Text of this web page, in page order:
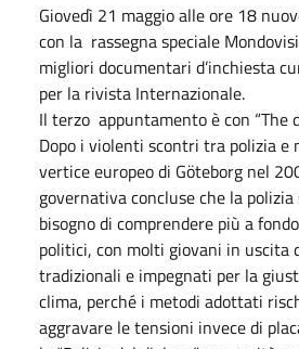
Giovedì 21 maggio alle ore 18
con la rassegna speciale
migliori documentari d’inchiesta
per la rivista Internazionale.
Il terzo appuntamento è con “The
Dopo i violenti scontri tra polizia e
vertice europeo di Göteborg nel
governativa concluse che la polizia
bisogno di comprendere più a
politici, con molti giovani in uscita
tradizionali e impegnati per la
clima, perché i metodi adottati
aggravare le tensioni invece di